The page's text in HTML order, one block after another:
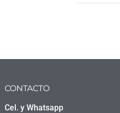
CONTACTO
Cel. y Whatsapp